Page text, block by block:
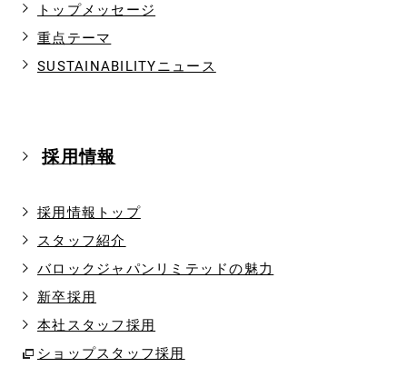
トップメッセージ
重点テーマ
SUSTAINABILITYニュース
採用情報
採用情報トップ
スタッフ紹介
バロックジャパンリミテッドの魅力
新卒採用
本社スタッフ採用
ショップスタッフ採用